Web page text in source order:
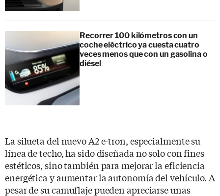
Recorrer 100 kilómetros con un
coche eléctrico ya cuesta cuatro
veces menos que con un gasolina o
diésel
La silueta del nuevo A2 e-tron, especialmente su
línea de techo, ha sido diseñada no solo con fines
estéticos, sino también para mejorar la eficiencia
energética y aumentar la autonomía del vehículo. A
pesar de su camuflaje pueden apreciarse unas